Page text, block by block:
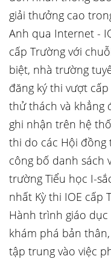
giải thưởng cao
Anh qua Internet -
cấp Trường với
biệt, nhà trường
đăng ký thi vượt
thử thách và khẳng
ghi nhận trên hệ
thi do các Hội đồng
công bố danh sách
trường Tiểu học I-
nhất Kỳ thi IOE cấp
Hành trình giáo
khám phá bản
tập trung vào việc